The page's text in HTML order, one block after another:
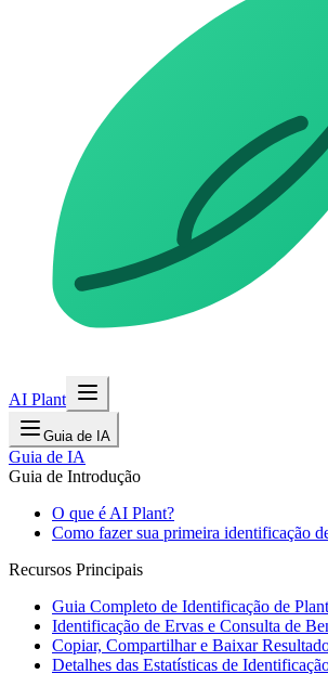
AI Plant
Guia de IA
Guia de IA
Guia de Introdução
O que é AI Plant?
Como fazer sua primeira identificação
Recursos Principais
Guia Completo de Identificação de
Identificação de Ervas e Consulta de
Copiar, Compartilhar e Baixar
Detalhes das Estatísticas de